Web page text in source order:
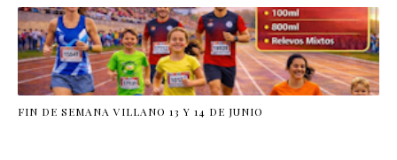
FIN DE SEMANA VILLANO 13 Y 14 DE JUNIO